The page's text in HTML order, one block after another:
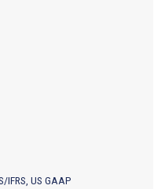
US GAAP